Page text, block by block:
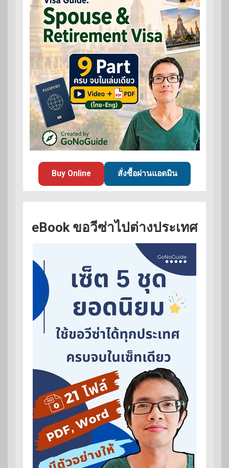
Buy Online สั่งซื้อผ่านแอดมิน
eBook ขอวีซ่าไปต่างประเทศ